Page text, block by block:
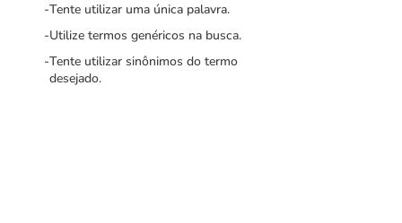
Tente utilizar uma única palavra.
Utilize termos genéricos na busca.
Tente utilizar sinônimos do termo
desejado.